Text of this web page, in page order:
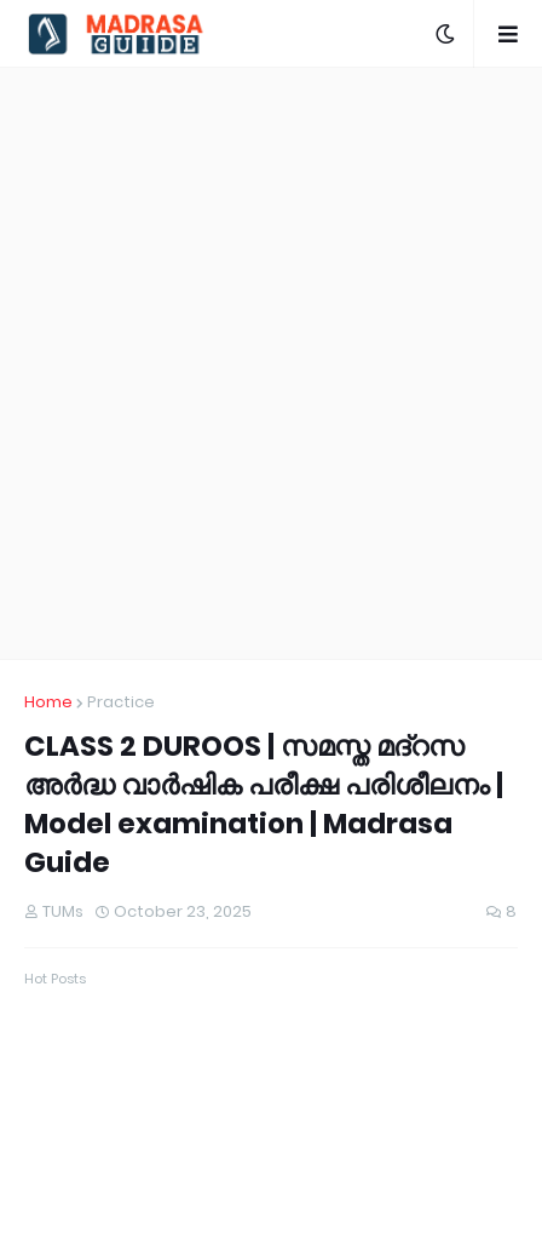
Home Practice
CLASS 2 DUROOS | സമസ്ത മദ്റസ
അർദ്ധ വാർഷിക പരീക്ഷ പരിശീലനം |
Model examination | Madrasa
Guide
TUMs October 23, 2025 8
Hot Posts